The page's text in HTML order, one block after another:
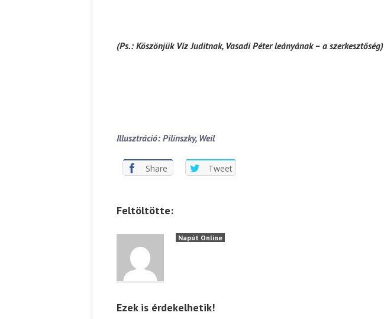
(Ps.: Köszönjük Víz Juditnak, Vasadi Péter leányának – a szerkesztőség)
Illusztráció: Pilinszky, Weil
Share Tweet
Feltöltötte:
Napút Online
Ezek is érdekelhetik!